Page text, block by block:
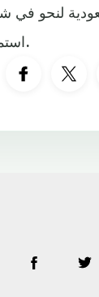
لنحو
استمر 15 يوما، دون أن يجري مباريات تجريبية.